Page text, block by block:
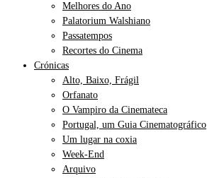
Melhores do Ano
Palatorium Walshiano
Passatempos
Recortes do Cinema
Crónicas
Alto, Baixo, Frágil
Orfanato
O Vampiro da Cinemateca
Portugal, um Guia Cinematográfico
Um lugar na coxia
Week-End
Arquivo